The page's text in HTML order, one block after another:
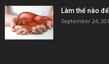
Làm thế nào
September 24,